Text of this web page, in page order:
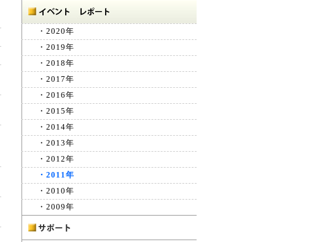
・2020年
・2019年
・2018年
・2017年
・2016年
・2015年
・2014年
・2013年
・2012年
・2011年
・2010年
・2009年